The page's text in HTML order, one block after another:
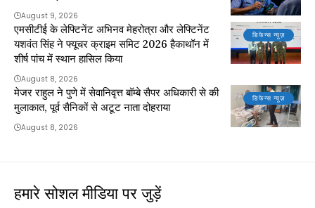
August 9, 2026
डिफेन्स न्यूज़
एमसीटीई के लेफ्टिनेंट अभिनव मेहरोत्रा और लेफ्टिनेंट
यशवंत सिंह ने फ्यूचर क्राइम समिट 2026 हैकाथॉन में
शीर्ष पांच में स्थान हासिल किया
August 8, 2026
डिफेन्स न्यूज़
मेजर राहुल ने पुणे में सेवानिवृत्त बॉम्बे सैपर अधिकारी से की
मुलाकात, पूर्व सैनिकों से अटूट नाता दोहराया
August 8, 2026
हमारे सोशल मीडिया पर जुड़ें